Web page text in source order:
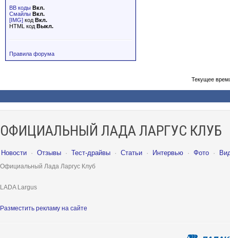
BB коды Вкл.
Смайлы Вкл.
[IMG] код Вкл.
HTML код Выкл.
Правила форума
Текущее
ОФИЦИАЛЬНЫЙ ЛАДА ЛАРГУС КЛУБ
Новости · Отзывы · Тест-драйвы · Статьи · Интервью · Фото ·
Официальный Лада Ларгус Клуб
LADA Largus
Разместить рекламу на сайте